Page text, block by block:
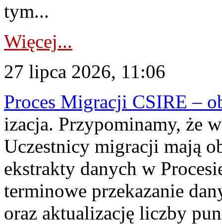
tym...
Więcej...
27 lipca 2026, 11:06
Proces Migracji CSIRE –
izacja. Przypominamy, że
Uczestnicy migracji mają
ekstrakty danych w
terminowe przekazanie
oraz aktualizację liczby